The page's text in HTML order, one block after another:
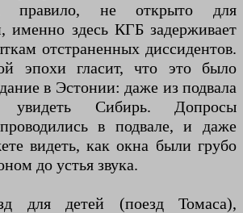
не открыто для
именно здесь КГБ задерживает
отстраненных диссидентов.
эпохи гласит, что это было
в Эстонии: даже из подвала
Сибирь. Допросы
проводились в подвале, и даже
видеть, как окна были грубо
до устья звука.
для детей (поезд Томаса),